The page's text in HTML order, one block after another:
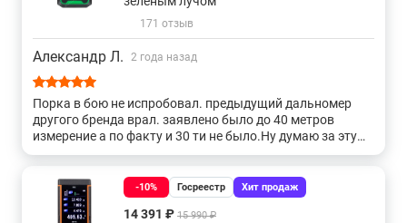
171 отзыв
Александр Л. 2 года назад
Порка в бою не испробовал. предыдущий дальномер
другого бренда врал. заявлено было до 40 метров
измерение а по факту и 30 ти не было.Ну думаю за эту
сумму должен быть достойный результат .Если не так
.Лешкунов PRO ремонт.
-10% Госреестр Хит продаж
14 391 ₽ 15 990 ₽